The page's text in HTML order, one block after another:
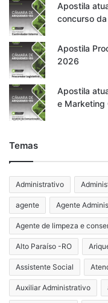
Apostila
concurso
Apostila
2026
Apostila
e Marketing
Temas
Administrativo
agente Agente
Agente de limpeza e
Alto Paraíso -RO
Assistente Social
Auxiliar Administrativo